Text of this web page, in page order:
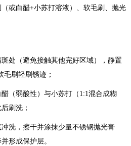
白醋+小苏打溶液）、软毛刷、抛光
（避免接触其他完好区域），静置
毛刷轻刷锈迹；
弱酸性）与小苏打（1:1混合成糊
刷洗；
，擦干并涂抹少量不锈钢抛光膏
形成保护层。